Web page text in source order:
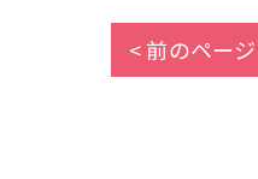
< 前のページ